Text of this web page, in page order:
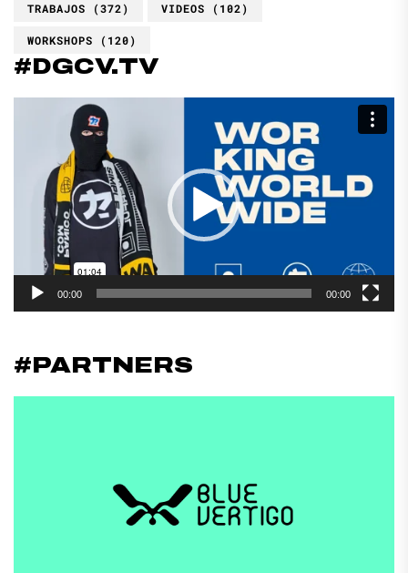
TRABAJOS (372) VIDEOS (102)
WORKSHOPS (120)
#DGCV.TV
Reproductor
00:00 00:00
#PARTNERS